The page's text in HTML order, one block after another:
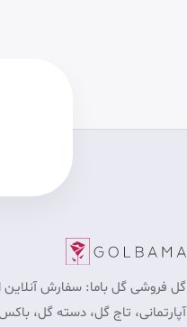
گل فروشی گل باما: سفارش آنلاین
آپارتمانی، تاج گل، دسته گل،